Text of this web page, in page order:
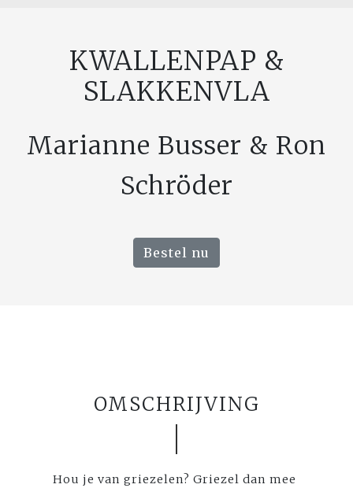
KWALLENPAP &
SLAKKENVLA
Marianne Busser & Ron
Schröder
Bestel nu
OMSCHRIJVING
Hou je van griezelen? Griezel dan mee